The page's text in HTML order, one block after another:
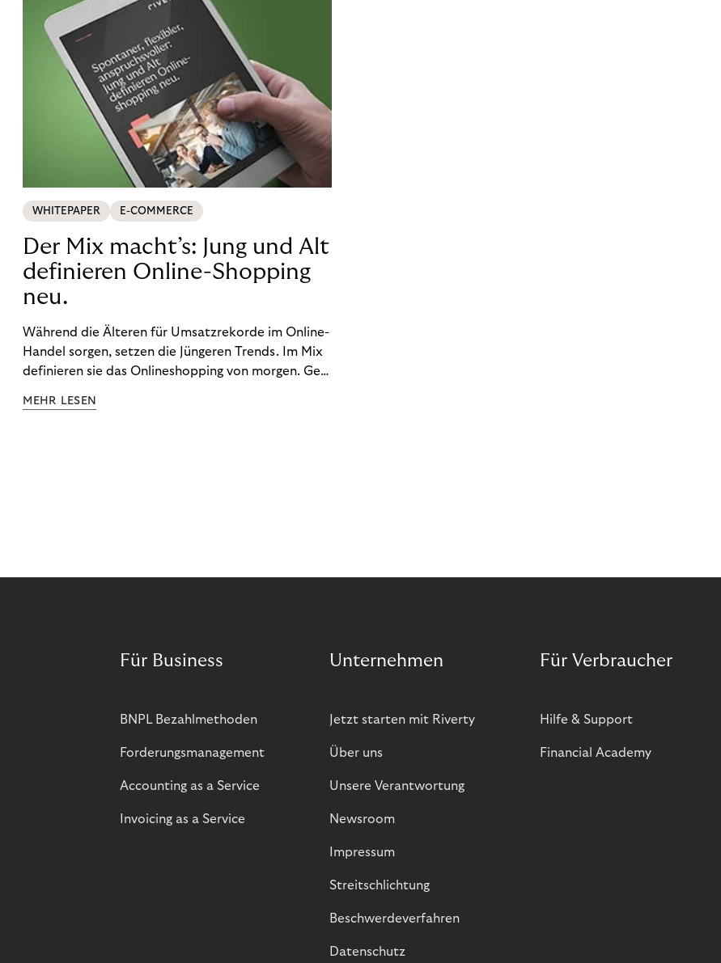
WHITEPAPER E-COMMERCE
Der Mix macht’s: Jung und Alt
definieren Online-Shopping
neu.
Während die Älteren für Umsatzrekorde im Online-
Handel sorgen, setzen die Jüngeren Trends. Im Mix
definieren sie das Onlineshopping von morgen. Gen
gemeinsame Leidenschaft - allerdings
MEHR LESEN
Für Business
BNPL Bezahlmethoden
Forderungsmanagement
Accounting as a Service
Invoicing as a Service
Unternehmen
Jetzt starten mit Riverty
Über uns
Unsere Verantwortung
Newsroom
Impressum
Streitschlichtung
Beschwerdeverfahren
Datenschutz
Für Verbraucher
Hilfe & Support
Financial Academy